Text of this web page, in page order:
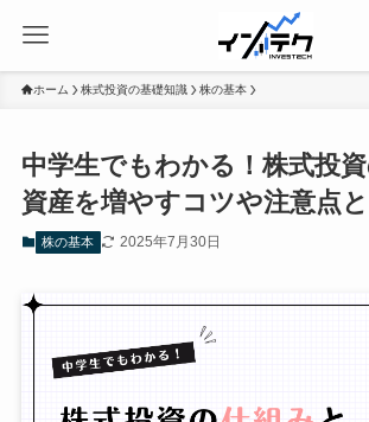
ホーム 株式投資の基礎知識 株の基本
中学生でもわかる！株式投
資産を増やすコツや注意点
株の基本 2025年7月30日